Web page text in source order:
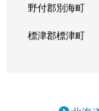
野付郡別海町
標津郡標津町